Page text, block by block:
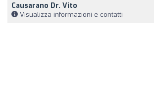
Causarano Dr. Vito
Visualizza informazioni e contatti